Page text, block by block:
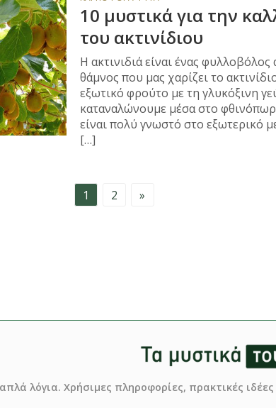
10 μυστικά για την
του ακτινίδιου
Η ακτινιδιά είναι ένας
θάμνος που μας χαρίζει το
εξωτικό φρούτο με τη γλυκόξινη
καταναλώνουμε μέσα στο
είναι πολύ γνωστό στο εξωτερικό
[…]
1 2 »
λόγια. Χρήσιμες πληροφορίες, πρακτικές